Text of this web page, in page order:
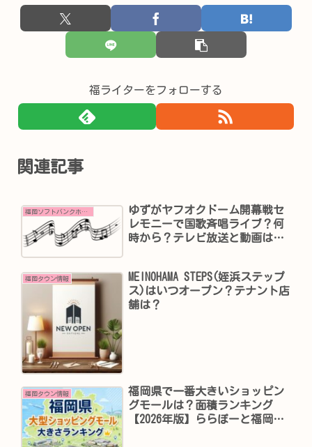
福ライターをフォローする
関連記事
福岡ソフトバンクホークス情報
ゆずがヤフオクドーム開幕戦セ
レモニーで国歌斉唱ライブ？何
時から？テレビ放送と動画は？
福岡タウン情報
MEINOHAMA STEPS(姪浜ステップ
ス)はいつオープン？テナント店
舗は？
福岡タウン情報
福岡県で一番大きいショッピン
グモールは？面積ランキング
【2026年版】ららぽーと福岡は